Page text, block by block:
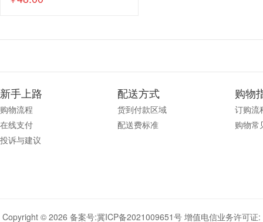
新手上路
购物流程
在线支付
投诉与建议
配送方式
货到付款区域
配送费标准
购物
订购流
购物常
Copyright © 2026 备案号:冀ICP备2021009651号 增值电信业务许可证: